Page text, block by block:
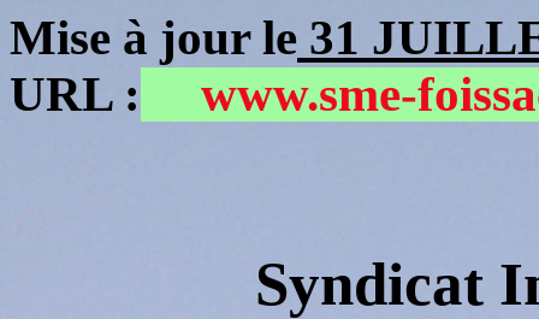
Mise à jour le 31
URL :
www.sme-
Syndicat